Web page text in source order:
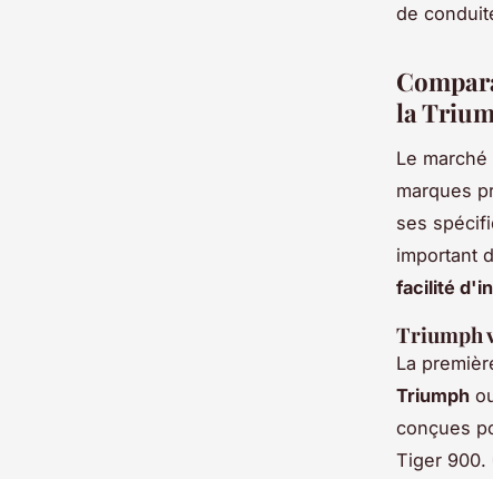
de
la
Le
marques
ses
important
facilité
Triumph
La
Triumph
conçues
Tiger 900.